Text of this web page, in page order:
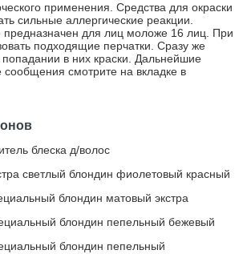
применения. Средства для окраски
сильные аллергические реакции.
предназначен для лиц моложе 16 лиц. При
подходящие перчатки. Сразу же
в них краски. Дальнейшие
смотрите на вкладке в
блеска д/волос
светлый блондин фиолетовый красный
блондин матовый экстра
блондин пепельный бежевый
блондин пепельный